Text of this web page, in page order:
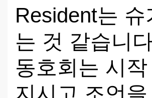
Resident는
는 것 같습니
동호회는 시
지시고 조언